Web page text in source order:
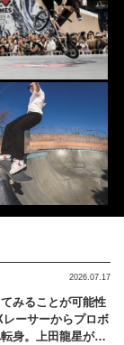
てみることが可能性
ーサーからプロボ
身。上田龍星が体
2026.07.17